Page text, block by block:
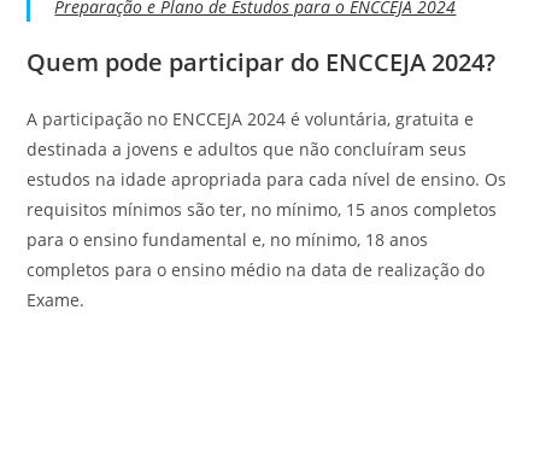
Preparação e Plano de Estudos para o ENCCEJA 2024
Quem pode participar do ENCCEJA 2024?
A participação no ENCCEJA 2024 é voluntária, gratuita e
destinada a jovens e adultos que não concluíram seus
estudos na idade apropriada para cada nível de ensino. Os
requisitos mínimos são ter, no mínimo, 15 anos completos
para o ensino fundamental e, no mínimo, 18 anos
completos para o ensino médio na data de realização do
Exame.